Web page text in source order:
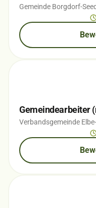
Gemeinde Borgdorf-
Verbandsgemeinde